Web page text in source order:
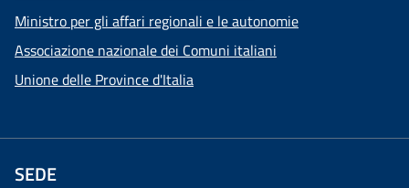
Ministro per gli affari regionali e le autonomie
Associazione nazionale dei Comuni italiani
Unione delle Province d'Italia
SEDE